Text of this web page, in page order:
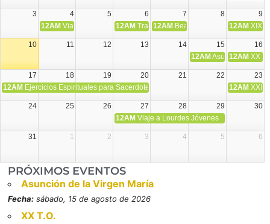
3 4 5 6 7 8
9
12AM Viaje Diocesano a Japón.
12AM Transfiguración del Señor
12AM Beatos Cruz Laplana,
12AM XIX
10 11 12 13 14 15
16
12AM Asunción de la
12AM XX
17 18 19 20 21 22
23
12AM Ejercicios Espirituales para Sacerdotes. Priego. 12AM XXI
24 25 26 27 28 29
30
12AM Viaje a Lourdes Jóvenes
31 1 2 3 4 5 6
PRÓXIMOS EVENTOS
Asunción de la Virgen María
Fecha: sábado, 15 de agosto de 2026
XX T.O.